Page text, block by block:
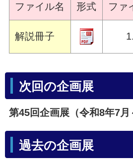
ファイル名 形式 ファ
解説冊子
次回の企画展
第45回企画展（令和8年7
過去の企画展